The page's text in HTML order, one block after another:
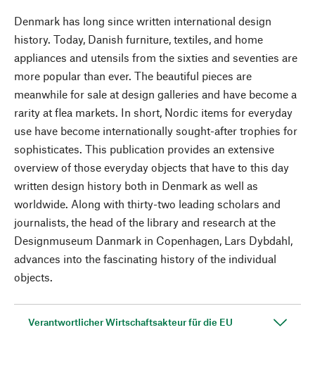
Denmark has long since written international design
history. Today, Danish furniture, textiles, and home
appliances and utensils from the sixties and seventies are
more popular than ever. The beautiful pieces are
meanwhile for sale at design galleries and have become a
rarity at flea markets. In short, Nordic items for everyday
use have become internationally sought-after trophies for
sophisticates. This publication provides an extensive
overview of those everyday objects that have to this day
written design history both in Denmark as well as
worldwide. Along with thirty-two leading scholars and
journalists, the head of the library and research at the
Designmuseum Danmark in Copenhagen, Lars Dybdahl,
advances into the fascinating history of the individual
objects.
Verantwortlicher Wirtschaftsakteur für die EU